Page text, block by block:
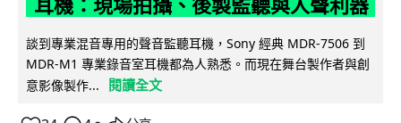
耳機：現場拍攝、後製監聽與人聲利器
談到專業混音專用的聲音監聽耳機，Sony 經典 MDR-7506 到
MDR-M1 專業錄音室耳機都為人熟悉。而現在舞台製作者與創
意影像製作...
閱讀全文